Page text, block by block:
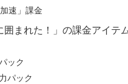
速」課金
まれた！」の課金アイテ
ック
パック